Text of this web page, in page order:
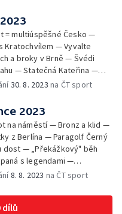
= multiúspěšné Česko —
Kratochvílem — Vyvalte
a broky v Brně — Švédi
— Statečná Kateřina —
30. 8. 2023 na ČT sport
2023
na náměstí — Bronz a klid —
z Berlína — Paragolf Černý
dost — „Překážkový" běh
s legendami —
8. 8. 2023 na ČT sport
dílů